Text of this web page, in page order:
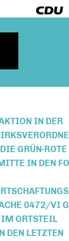
IN DER
GRÜN-ROTE
IN DEN
0472/VI
IM ORTSTEIL
DEN LETZTEN